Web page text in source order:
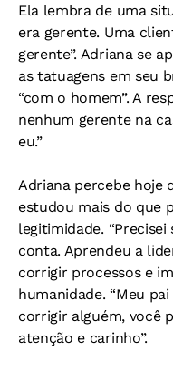
Ela lembra de uma
era gerente. Uma
gerente”. Adriana se
as tatuagens em seu
“com o homem”. A
nenhum gerente na
eu.”
Adriana percebe hoje
estudou mais do que
legitimidade. “Precisei
conta. Aprendeu a
corrigir processos e
humanidade. “Meu
corrigir alguém, você
atenção e carinho”.